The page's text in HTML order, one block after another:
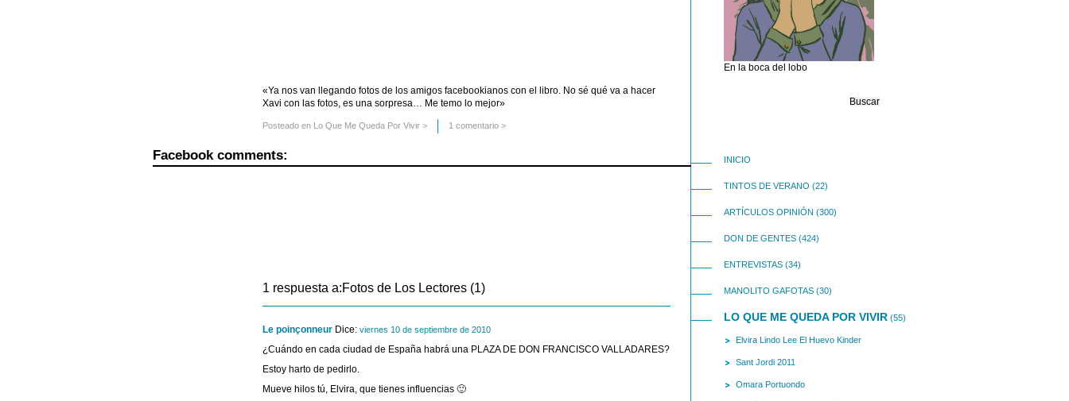
«Ya nos van llegando fotos de los amigos facebookianos con el libro. No sé qué va a hacer
Xavi con las fotos, es una sorpresa… Me temo lo mejor»
Posteado en Lo Que Me Queda Por Vivir > 1 comentario >
Facebook comments:
1 respuesta a:Fotos de Los Lectores (1)
Le poinçonneur Dice: viernes 10 de septiembre de 2010
¿Cuándo en cada ciudad de España habrá una PLAZA DE DON FRANCISCO VALLADARES?
Estoy harto de pedirlo.
Mueve hilos tú, Elvira, que tienes influencias 🙂
En la boca del lobo
INICIO
TINTOS DE VERANO (22)
ARTÍCULOS OPINIÓN (300)
DON DE GENTES (424)
ENTREVISTAS (34)
MANOLITO GAFOTAS (30)
LO QUE ME QUEDA POR VIVIR (55)
Elvira Lindo Lee El Huevo Kinder
Sant Jordi 2011
Omara Portuondo